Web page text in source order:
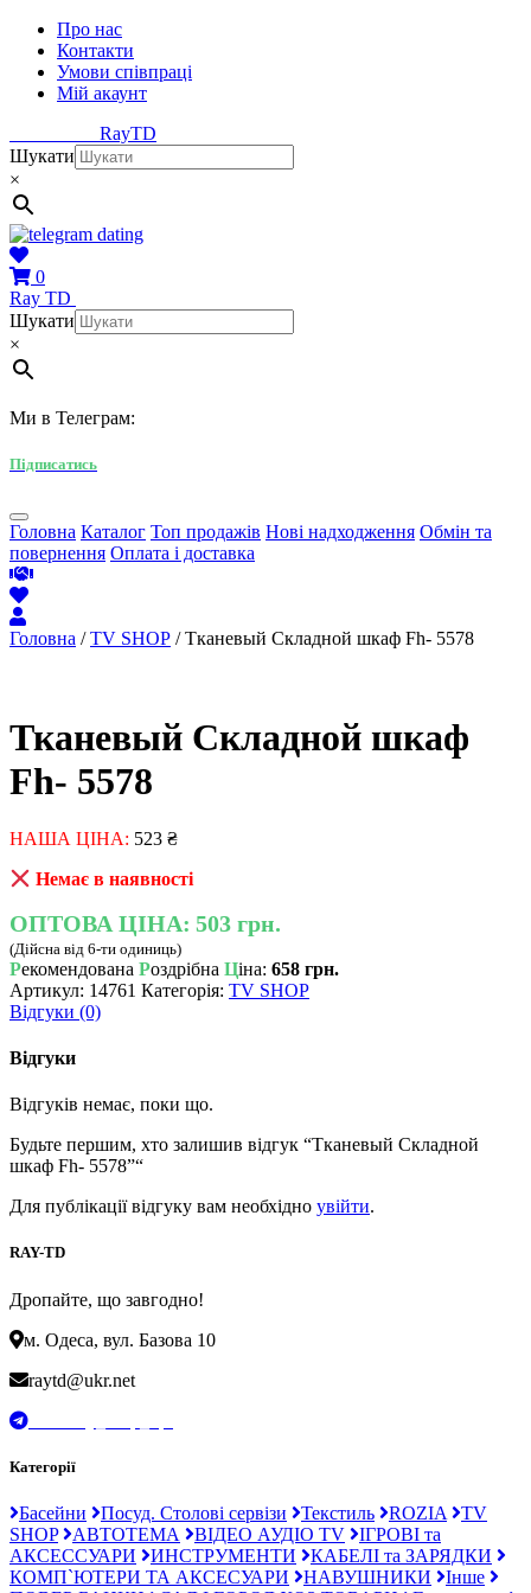
Про нас
Контакти
Умови співпраці
Мій акаунт
RayTD
Шукати
×
0
Ray TD
Шукати
×
Ми в Телеграм:
Підписатись
Головна Каталог Топ продажів Нові надходження Обмін та
повернення Оплата і доставка
Головна /TV SHOP / Тканевый Складной шкаф Fh- 5578
Тканевый Складной шкаф
Fh- 5578
НАША ЦІНА: 523 ₴
Немає в наявності
ОПТОВА ЦІНА: 503 грн.
(Дійсна від 6-ти одиниць)
Рекомендована Роздрібна Ціна: 658 грн.
Артикул: 14761 Категорія: TV SHOP
Відгуки (0)
Відгуки
Відгуків немає, поки що.
Будьте першим, хто залишив відгук “Тканевый Складной
шкаф Fh- 5578”“
Для публікації відгуку вам необхідно увійти.
RAY-TD
Дропайте, що завгодно!
м. Одеса, вул. Базова 10
raytd@ukr.net
Категорії
Басейни Посуд. Столові сервізи Текстиль ROZIA
TV
SHOP
АВТОТЕМА ВІДЕО АУДІО TV
ІГРОВІ та
АКСЕССУАРИ
ИНСТРУМЕНТИ
КАБЕЛІ та ЗАРЯДКИ
КОМП`ЮТЕРИ ТА АКСЕСУАРИ
НАВУШНИКИ
Інше